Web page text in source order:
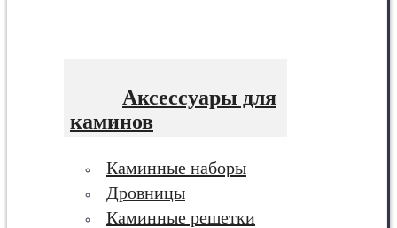
Аксессуары для
каминов
Каминные наборы
Дровницы
Каминные решетки